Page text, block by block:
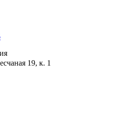
19, к. 1